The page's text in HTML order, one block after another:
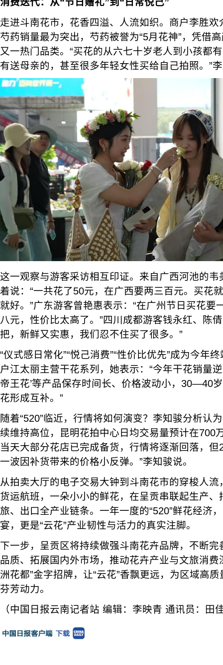
走进斗南花市，花香四溢、人流如织。商户李胜
芍药销量最为突出，芍药被誉为“5月花神”，凭借
又一热门品类。“买花的从六七十岁老人到小孩都
有送母亲的，甚至很多年轻女性买给自己拍照。”
这一观察与游客采访相互印证。来自广西河池的
着说：“一共花了50元，在广西要两三百元。买花
就好。”广东游客曾艳惠表示：“在广州节日买花要
八元，性价比太高了。”四川成都游客钱永红、陈
把，新鲜又实惠，我们忍不住买了很多。”
“仪式感日常化”“悦己消费”“性价比优先”成为今年
户江太丽主营干花系列，她表示：“今年干花销量
帝王花’等产品保存时间长、价格波动小，30—40
花形成互补。”
随着“520”临近，行情将如何演变？李知骏分析认
续维持高位，昆明花拍中心日均交易量预计在700
当天大部分花店已完成备货，行情将逐渐回落，
一波因补货带来的价格小反弹。”李知骏说。
从拍卖大厅的电子交易大钟到斗南花市的穿梭人
货运航班，一朵小小的鲜花，在呈贡串联起生产
旅、出口全产业链条。一年一度的“520”鲜花经济
宴，更是“云花”产业韧性与活力的真实注脚。
下一步，呈贡区将持续做强斗南花卉品牌，不断
品质、拓展国内外市场，推动花卉产业与文旅消费
洲花都”金字招牌，让“云花”香飘更远，为区域高
芬芳动力。
（中国日报云南记者站 编辑：李映青 通讯员：田